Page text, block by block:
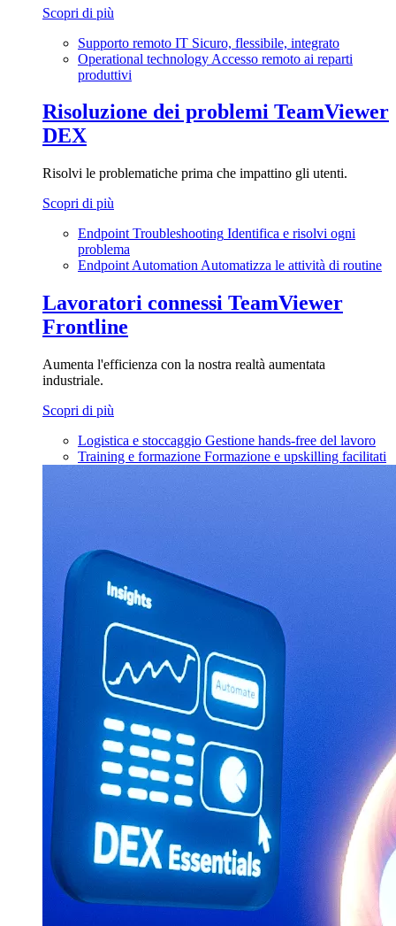
Scopri di più
Supporto remoto IT Sicuro, flessibile, integrato
Operational technology Accesso remoto ai reparti
produttivi
Risoluzione dei problemi TeamViewer
DEX
Risolvi le problematiche prima che impattino gli utenti.
Scopri di più
Endpoint Troubleshooting Identifica e risolvi ogni
problema
Endpoint Automation Automatizza le attività di routine
Lavoratori connessi TeamViewer
Frontline
Aumenta l'efficienza con la nostra realtà aumentata
industriale.
Scopri di più
Logistica e stoccaggio Gestione hands-free del lavoro
Training e formazione Formazione e upskilling facilitati